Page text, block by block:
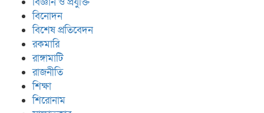
বিনোদন
বিশেষ প্রতিবেদন
রকমারি
রাঙ্গামাটি
রাজনীতি
শিক্ষা
শিরোনাম